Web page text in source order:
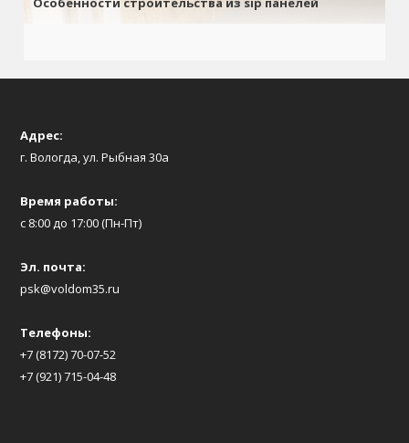
Адрес:
г. Вологда, ул. Рыбная 30а
Время работы:
с 8:00 до 17:00 (Пн-Пт)
Эл. почта:
psk@voldom35.ru
Телефоны:
+7 (8172) 70-07-52
+7 (921) 715-04-48